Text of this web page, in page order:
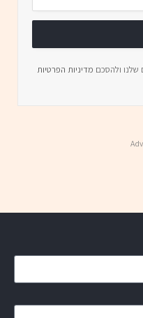
ולהסכם מדיניות הפרטיות